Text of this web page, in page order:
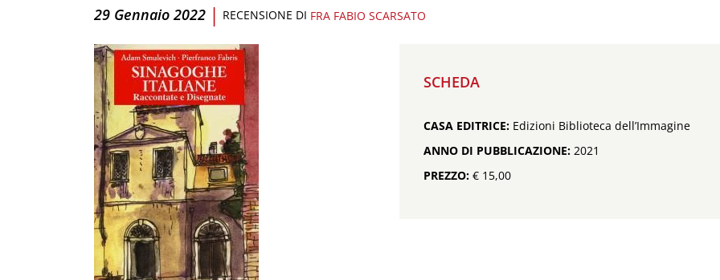
29 Gennaio 2022 | RECENSIONE DI FRA FABIO SCARSATO
SCHEDA
CASA EDITRICE: Edizioni Biblioteca dell’Immagine
ANNO DI PUBBLICAZIONE: 2021
PREZZO: € 15,00